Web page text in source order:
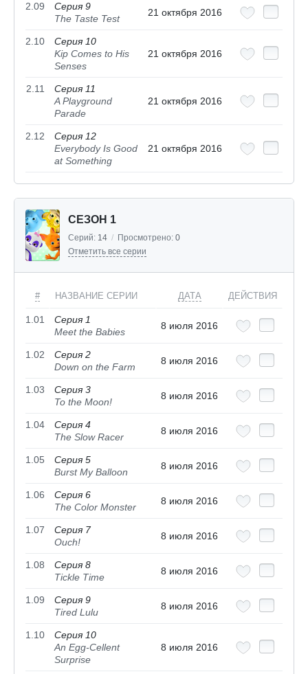
2.09
Серия 9
The Taste Test
21 октября 2016
2.10
Серия 10
Kip Comes to His
Senses
21 октября 2016
2.11
Серия 11
A Playground
Parade
21 октября 2016
2.12
Серия 12
Everybody Is Good
at Something
21 октября 2016
СЕЗОН 1
Серий: 14 / Просмотрено: 0
Отметить все серии
# НАЗВАНИЕ СЕРИИ ДАТА ДЕЙСТВИЯ
1.01
Серия 1
Meet the Babies
8 июля 2016
1.02
Серия 2
Down on the Farm
8 июля 2016
1.03
Серия 3
To the Moon!
8 июля 2016
1.04
Серия 4
The Slow Racer
8 июля 2016
1.05
Серия 5
Burst My Balloon
8 июля 2016
1.06
Серия 6
The Color Monster
8 июля 2016
1.07
Серия 7
Ouch!
8 июля 2016
1.08
Серия 8
Tickle Time
8 июля 2016
1.09
Серия 9
Tired Lulu
8 июля 2016
1.10
Серия 10
An Egg-Cellent
Surprise
8 июля 2016